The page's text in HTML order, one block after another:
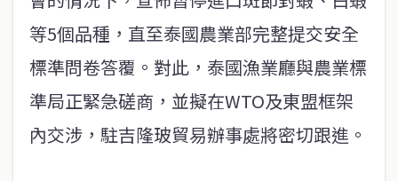
等5個品種，直至泰國農業部完整提交安全
標準問卷答覆。對此，泰國漁業廳與農業標
準局正緊急磋商，並擬在WTO及東盟框架
內交涉，駐吉隆玻貿易辦事處將密切跟進。